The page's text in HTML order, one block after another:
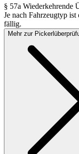
§ 57a Wiederkehrende
Je nach Fahrzeugtyp
fällig.
Mehr zur